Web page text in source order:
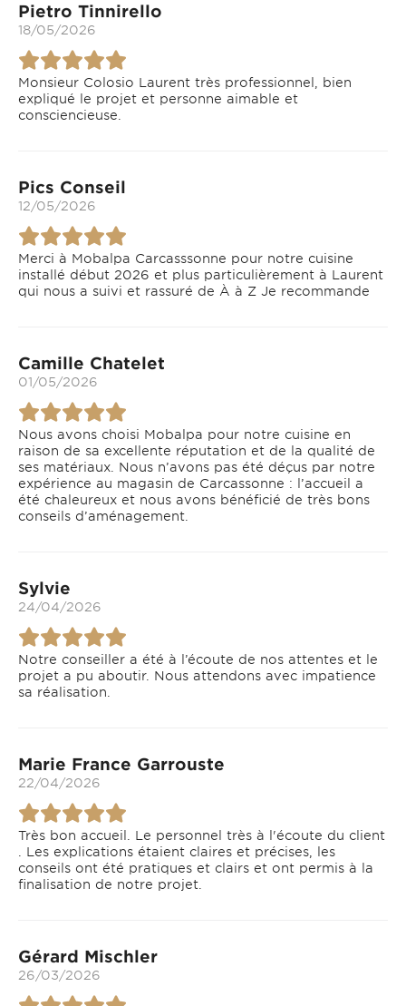
Pietro Tinnirello
18/05/2026
Monsieur Colosio Laurent très professionnel, bien
expliqué le projet et personne aimable et
consciencieuse.
Pics Conseil
12/05/2026
Merci à Mobalpa Carcasssonne pour notre cuisine
installé début 2026 et plus particulièrement à Laurent
qui nous a suivi et rassuré de À à Z Je recommande
Camille Chatelet
01/05/2026
Nous avons choisi Mobalpa pour notre cuisine en
raison de sa excellente réputation et de la qualité de
ses matériaux. Nous n’avons pas été déçus par notre
expérience au magasin de Carcassonne : l’accueil a
été chaleureux et nous avons bénéficié de très bons
conseils d’aménagement.
Sylvie
24/04/2026
Notre conseiller a été à l’écoute de nos attentes et le
projet a pu aboutir. Nous attendons avec impatience
sa réalisation.
Marie France Garrouste
22/04/2026
Très bon accueil. Le personnel très à l'écoute du client
. Les explications étaient claires et précises, les
conseils ont été pratiques et clairs et ont permis à la
finalisation de notre projet.
Gérard Mischler
26/03/2026